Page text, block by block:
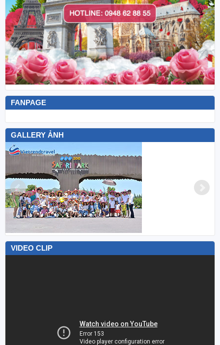
FANPAGE
GALLERY ẢNH
VIDEO CLIP